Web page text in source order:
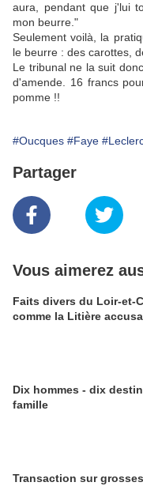
aura, pendant que j'lui
mon beurre."
Seulement voilà, la
le beurre : des carottes,
Le tribunal ne la suit
d'amende. 16 francs
pomme !!
#Oucques #Faye
Partager
Vous aimerez
Faits divers du Loir-et-
comme la Litière
Dix hommes - dix
famille
Transaction sur